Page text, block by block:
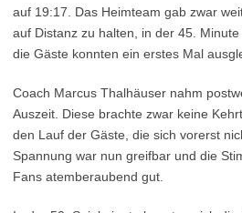
auf 19:17. Das Heimteam gab zwar
auf Distanz zu halten, in der 45.
die Gäste konnten ein erstes Mal
Coach Marcus Thalhäuser nahm
Auszeit. Diese brachte zwar keine
den Lauf der Gäste, die sich vorerst
Spannung war nun greifbar und die
Fans atemberaubend gut.